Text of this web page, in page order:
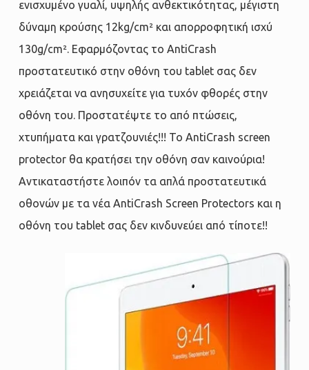
ενισχυμένο γυαλί, υψηλής ανθεκτικότητας, μέγιστη
δύναμη κρούσης 12kg/cm² και απορροφητική ισχύ
130g/cm². Εφαρμόζοντας το AntiCrash
προστατευτικό στην οθόνη του tablet σας δεν
χρειάζεται να ανησυχείτε για τυχόν φθορές στην
οθόνη του. Προστατέψτε το από πτώσεις,
χτυπήματα και γρατζουνιές!!! Το AntiCrash screen
protector θα κρατήσει την οθόνη σαν καινούρια!
Αντικαταστήστε λοιπόν τα απλά προστατευτικά
οθονών με τα νέα AntiCrash Screen Protectors και η
οθόνη του tablet σας δεν κινδυνεύει από τίποτε!!